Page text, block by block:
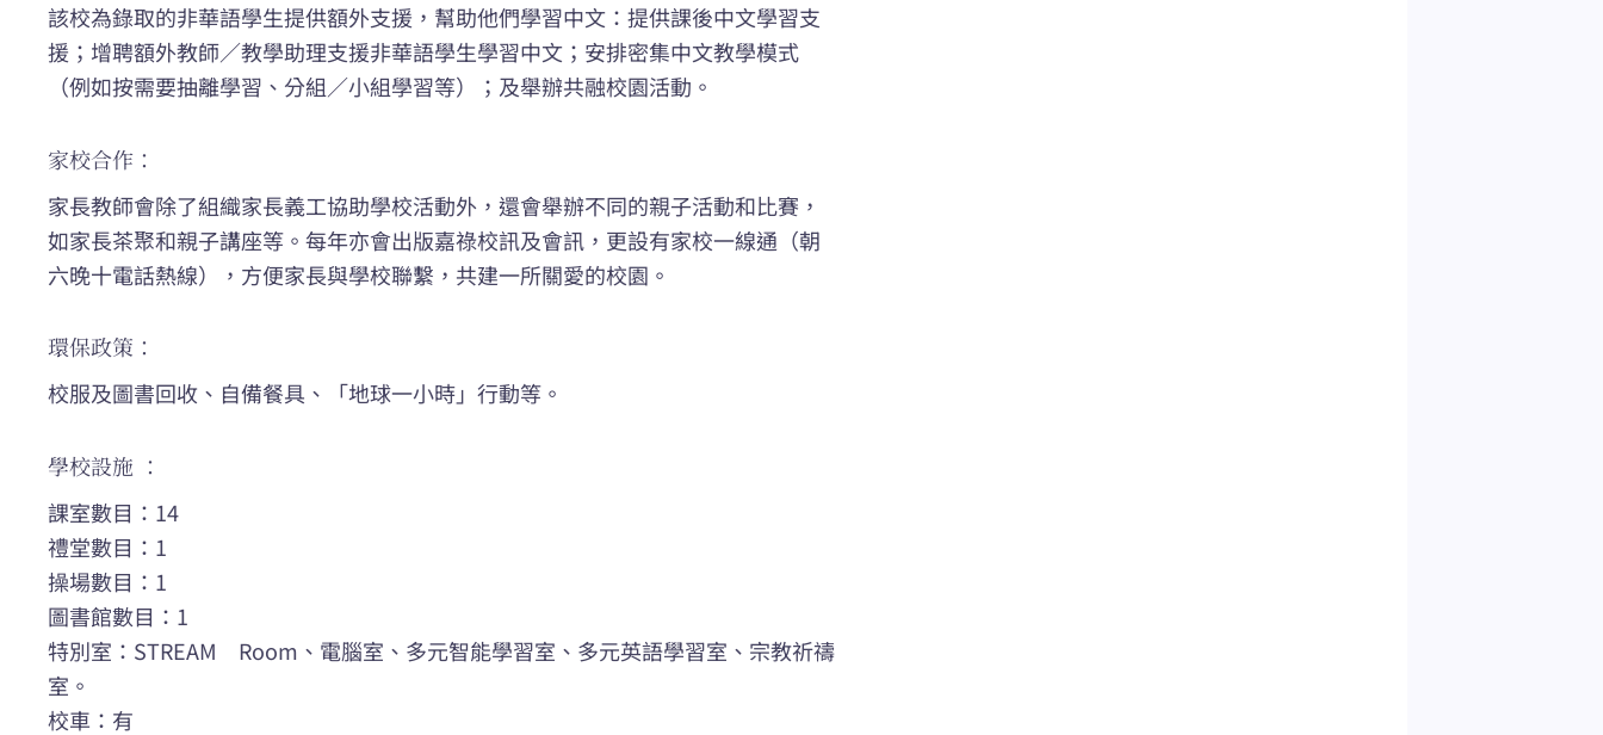
該校為錄取的非華語學生提供額外支援，幫助他們學習中文：提供課後中文學習支
援；增聘額外教師／教學助理支援非華語學生學習中文；安排密集中文教學模式
（例如按需要抽離學習、分組／小組學習等）；及舉辦共融校園活動。
家校合作：
家長教師會除了組織家長義工協助學校活動外，還會舉辦不同的親子活動和比賽，
如家長茶聚和親子講座等。每年亦會出版嘉祿校訊及會訊，更設有家校一線通（朝
六晚十電話熱線），方便家長與學校聯繫，共建一所關愛的校園。
環保政策：
校服及圖書回收、自備餐具、「地球一小時」行動等。
學校設施 ：
課室數目：14
禮堂數目：1
操場數目：1
圖書館數目：1
特別室：STREAM Room、電腦室、多元智能學習室、多元英語學習室、宗教祈禱
室。
校車：有